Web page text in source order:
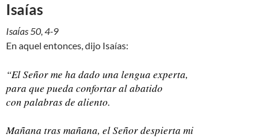
Isaías
Isaίas 50, 4-9
En aquel entonces, dijo Isaías:
“El Señor me ha dado una lengua experta,
para que pueda confortar al abatido
con palabras de aliento.
Mañana tras mañana, el Señor despierta mi